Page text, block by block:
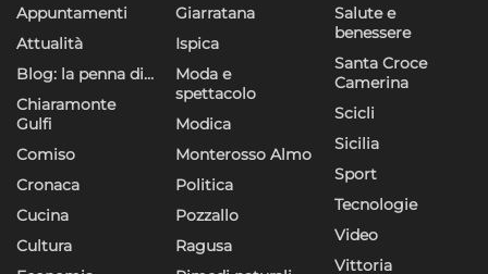
Appuntamenti
Attualità
Blog: la penna di…
Chiaramonte
Gulfi
Comiso
Cronaca
Cucina
Cultura
Giarratana
Ispica
Moda e
spettacolo
Modica
Monterosso Almo
Politica
Pozzallo
Ragusa
Salute e
benessere
Santa Croce
Camerina
Scicli
Sicilia
Sport
Tecnologie
Video
Vittoria